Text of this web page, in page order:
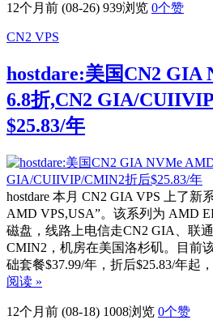
12个月前 (08-26) 939浏览 0个赞
CN2 VPS
hostdare:美国CN2 GIA
6.8折,CN2 GIA/
$25.83/年
hostdare 本月 CN2 GIA VPS 上了新
AMD VPS,USA”。该系列为 AMD
磁盘，线路上电信走CN2 GIA、联
CMIN2，机房在美国洛杉矶。目前
础套餐$37.99/年，折后$25.83/年
阅读 »
12个月前 (08-18) 1008浏览 0个赞